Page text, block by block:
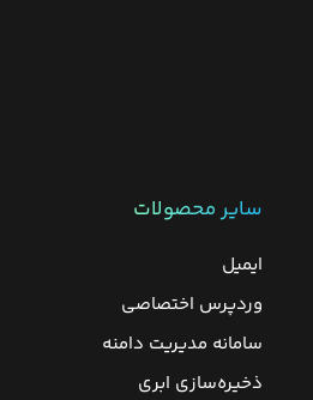
سایر محصولات
ایمیل
وردپرس‌ اختصاصی
سامانه مدیریت دامنه
ذخیره‌سازی ابری